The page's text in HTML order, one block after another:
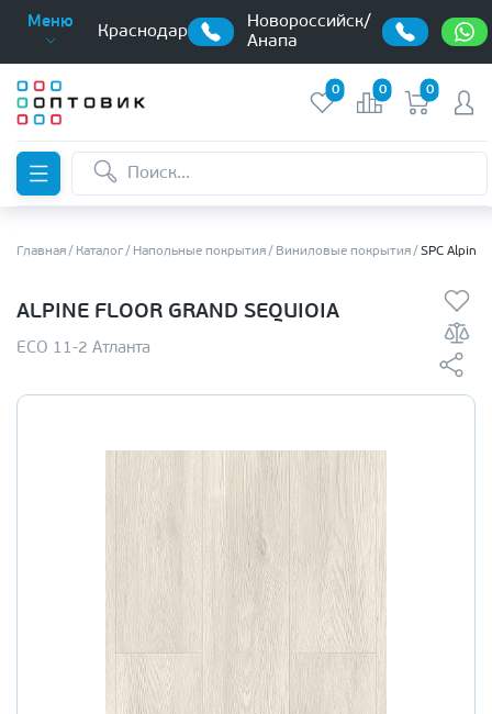
Меню
Краснодар
Новороссийск/
Анапа
0 0 0
Главная Каталог Напольные покрытия Виниловые покрытия SPC Alpine
ALPINE FLOOR GRAND SEQUIOIA
ЕСО 11-2 Атланта